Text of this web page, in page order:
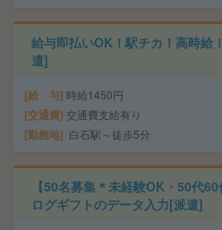
給与即払いOK！駅チカ！高時給
遣]
給 与 時給1450円
交通費 交通費支給有り
勤務地 白石駅～徒歩5分
【50名募集＊未経験OK・50代
ログギフトのデータ入力[派遣]